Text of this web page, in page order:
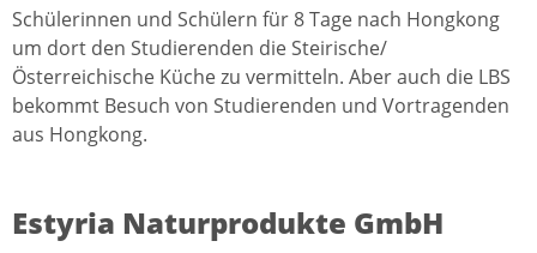
Schülerinnen und Schülern für 8 Tage nach Hongkong
um dort den Studierenden die Steirische/
Österreichische Küche zu vermitteln. Aber auch die LBS
bekommt Besuch von Studierenden und Vortragenden
aus Hongkong.
Estyria Naturprodukte GmbH